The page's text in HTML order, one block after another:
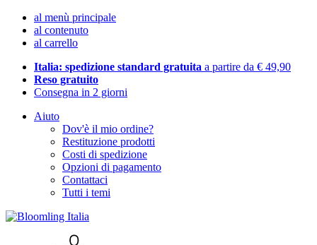
al menù principale
al contenuto
al carrello
Italia: spedizione standard gratuita a partire da € 49,90
Reso gratuito
Consegna in 2 giorni
Aiuto
Dov'è il mio ordine?
Restituzione prodotti
Costi di spedizione
Opzioni di pagamento
Contattaci
Tutti i temi